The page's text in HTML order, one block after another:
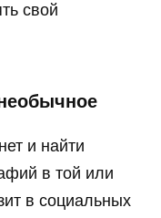
свой
и найти
в той или
в социальных